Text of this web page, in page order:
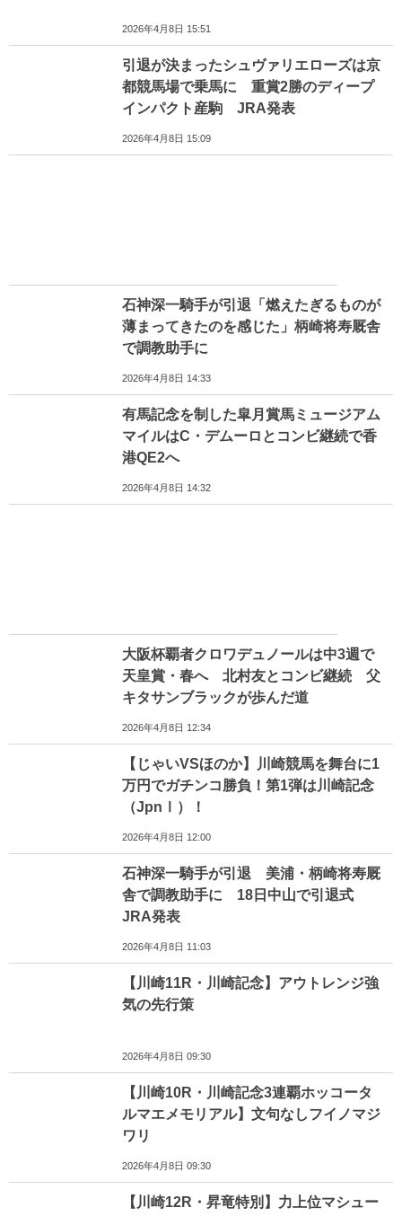
2026年4月8日 15:51
引退が決まったシュヴァリエローズは京
都競馬場で乗馬に 重賞2勝のディープ
インパクト産駒 JRA発表
2026年4月8日 15:09
石神深一騎手が引退「燃えたぎるものが
薄まってきたのを感じた」柄崎将寿厩舎
で調教助手に
2026年4月8日 14:33
有馬記念を制した皐月賞馬ミュージアム
マイルはC・デムーロとコンビ継続で香
港QE2へ
2026年4月8日 14:32
大阪杯覇者クロワデュノールは中3週で
天皇賞・春へ 北村友とコンビ継続 父
キタサンブラックが歩んだ道
2026年4月8日 12:34
【じゃいVSほのか】川崎競馬を舞台に1
万円でガチンコ勝負！第1弾は川崎記念
（JpnⅠ）！
2026年4月8日 12:00
石神深一騎手が引退 美浦・柄崎将寿厩
舎で調教助手に 18日中山で引退式
JRA発表
2026年4月8日 11:03
【川崎11R・川崎記念】アウトレンジ強
気の先行策
2026年4月8日 09:30
【川崎10R・川崎記念3連覇ホッコータ
ルマエメモリアル】文句なしフイノマジ
ワリ
2026年4月8日 09:30
【川崎12R・昇竜特別】力上位マシュー